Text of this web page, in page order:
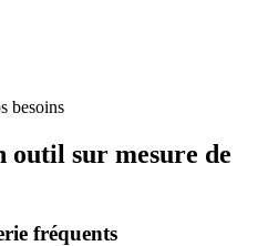
besoins
sur mesure de
fréquents